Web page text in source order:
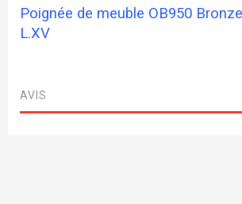
Poignée de meuble OB950
L.XV
AVIS